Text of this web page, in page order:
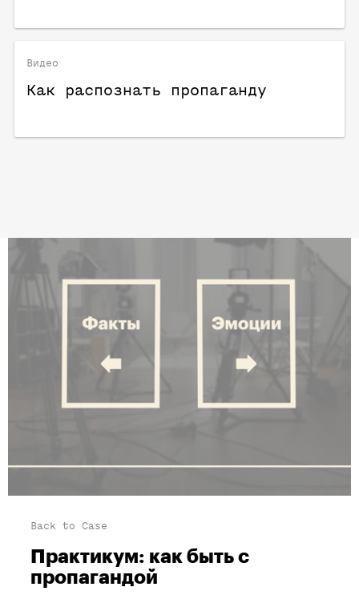
Видео
Как распознать пропаганду
Back to Case
Практикум: как быть с
пропагандой